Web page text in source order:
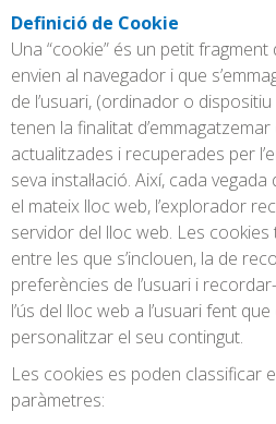
Definició de Cookie
Una “cookie” és un petit
envien al navegador i que
de l’usuari, (ordinador o
tenen la finalitat
actualitzades i recuperades per
seva instal·lació. Així, cada
el mateix lloc web, l’explorador
servidor del lloc web. Les
entre les que s’inclouen, la de
preferències de l’usuari i
l’ús del lloc web a l’usuari fent
personalitzar el seu contingut.
Les cookies es poden classificar
paràmetres: